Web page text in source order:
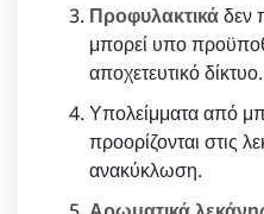
Προφυλακτικάδεν
μπορεί υπο
αποχετευτικό δίκτυο.
Υπολείμματα από
προορίζονται στις
ανακύκλωση.